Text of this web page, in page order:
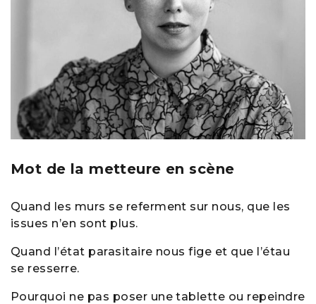
Mot de la metteure en scène
Quand les murs se referment sur nous, que les
issues n’en sont plus.
Quand l’état parasitaire nous fige et que l’étau
se resserre.
Pourquoi ne pas poser une tablette ou repeindre